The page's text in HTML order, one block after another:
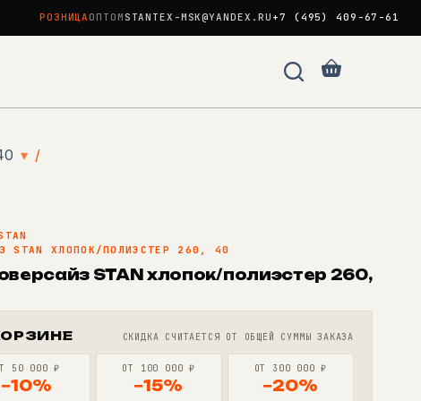
РОЗНИЦА ОПТОМ STANTEX-MSK@YANDEX.RU +7 (495) 409-67-61
Корзина
▾ /
·
STAN ХЛОПОК/ПОЛИЭСТЕР 260, 40
STAN хлопок/полиэстер 260,
СКИДКА СЧИТАЕТСЯ ОТ ОБЩЕЙ СУММЫ ЗАКАЗА
50 000 ₽
−10%
ОТ 100 000 ₽
−15%
ОТ 300 000 ₽
−20%